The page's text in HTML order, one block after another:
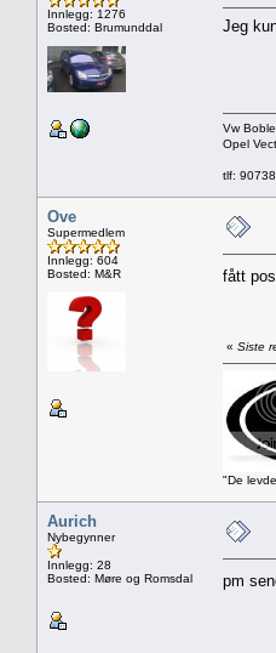
Innlegg: 1276
Bosted: Brumunddal
Jeg
Vw
Opel
tlf:
Ove
Supermedlem
Innlegg: 604
Bosted: M&R
fått
« Siste
"De
Aurich
Nybegynner
Innlegg: 28
Bosted: Møre og Romsdal
pm